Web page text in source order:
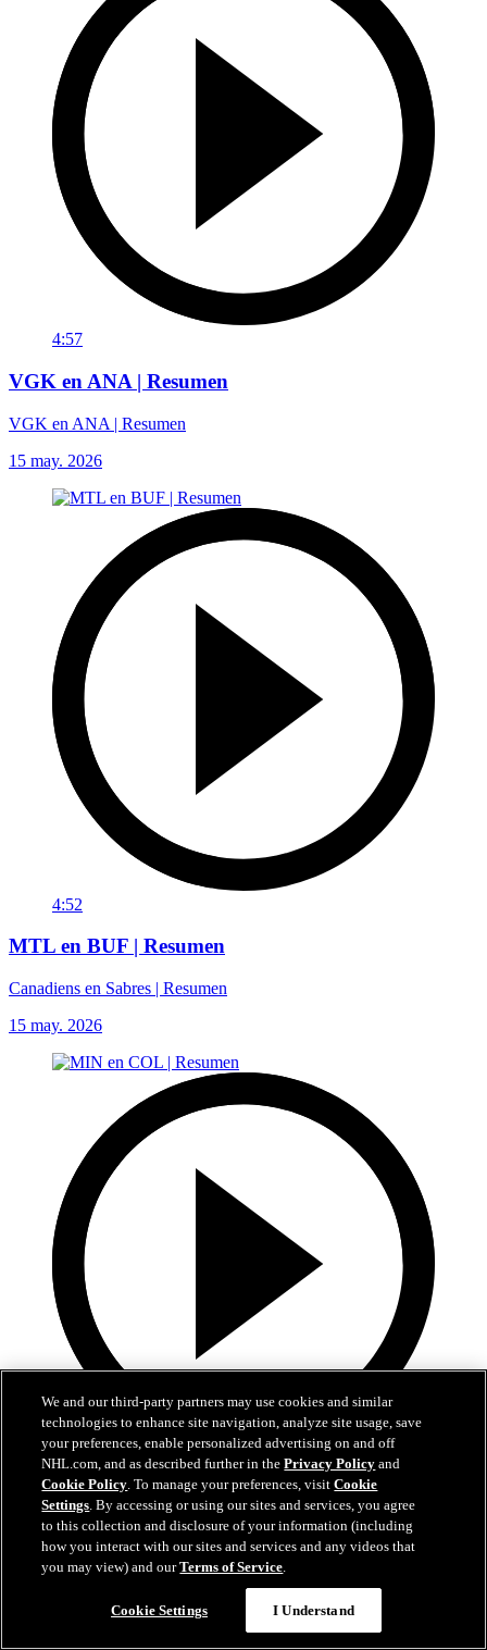
4:57
VGK en ANA | Resumen
VGK en ANA | Resumen
15 may. 2026
4:52
MTL en BUF | Resumen
Canadiens en Sabres | Resumen
15 may. 2026
5:00
MIN en COL | Resumen
Wild en Avalanche | Juego 5 | Resumen
We and our third-party partners may use cookies and similar
technologies to enhance site navigation, analyze site usage, save
your preferences, enable personalized advertising on and off
NHL.com, and as described further in thePrivacy Policy and
Cookie Policy. To manage your preferences, visitCookie
Settings. By accessing or using our sites and services, you agree
to this collection and disclosure of your information (including
how you interact with our sites and services and any videos that
you may view) and ourTerms of Service.
Cookie Settings I Understand